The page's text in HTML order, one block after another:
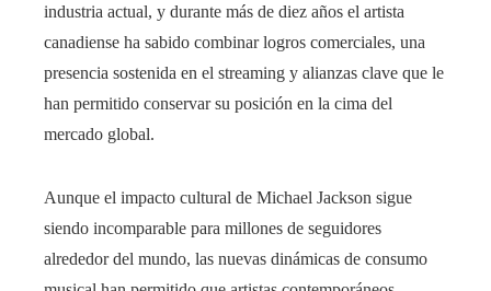
industria actual, y durante más de diez años el artista
canadiense ha sabido combinar logros comerciales, una
presencia sostenida en el streaming y alianzas clave que le
han permitido conservar su posición en la cima del
mercado global.
Aunque el impacto cultural de Michael Jackson sigue
siendo incomparable para millones de seguidores
alrededor del mundo, las nuevas dinámicas de consumo